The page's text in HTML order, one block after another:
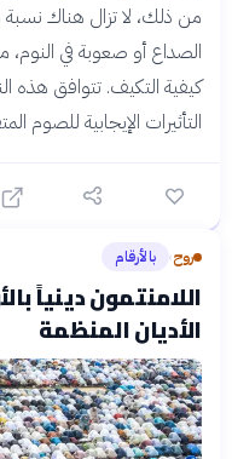
من ذلك، لا تزال هناك نسبة
الصداع أو صعوبة في
كيفية التكيف. تتوافق هذه
التأثيرات الإيجابية للصوم
روح› بالأرقام
اللامنتمون دينياً
الأديان المنظمة